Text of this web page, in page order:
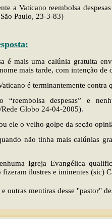
a Vaticano reembolsa
Paulo, 23-3-83)
é mais uma calúnia gratuita
mais tarde, com intenção de
é terminantemente
“reembolsa despesas” e
Rede Globo 24-04-2005).
ele o velho golpe da seção
não tinha mais calúnias
Igreja Evangélica
fizeram ilustres e iminentes (sic)
outras mentiras desse "pastor"